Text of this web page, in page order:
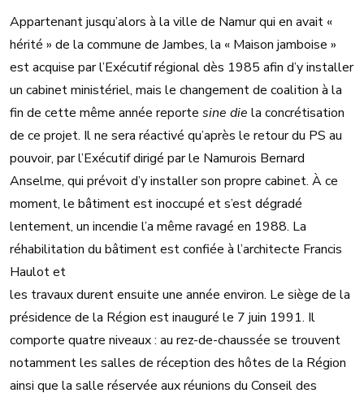
Appartenant jusqu’alors à la ville de Namur qui en avait «
hérité » de la commune de Jambes, la « Maison jamboise »
est acquise par l’Exécutif régional dès 1985 afin d’y installer
un cabinet ministériel, mais le changement de coalition à la
fin de cette même année reporte sine die la concrétisation
de ce projet. Il ne sera réactivé qu’après le retour du PS au
pouvoir, par l’Exécutif dirigé par le Namurois Bernard
Anselme, qui prévoit d’y installer son propre cabinet. À ce
moment, le bâtiment est inoccupé et s’est dégradé
lentement, un incendie l’a même ravagé en 1988. La
réhabilitation du bâtiment est confiée à l’architecte Francis
Haulot et
les travaux durent ensuite une année environ. Le siège de la
présidence de la Région est inauguré le 7 juin 1991. Il
comporte quatre niveaux : au rez-de-chaussée se trouvent
notamment les salles de réception des hôtes de la Région
ainsi que la salle réservée aux réunions du Conseil des